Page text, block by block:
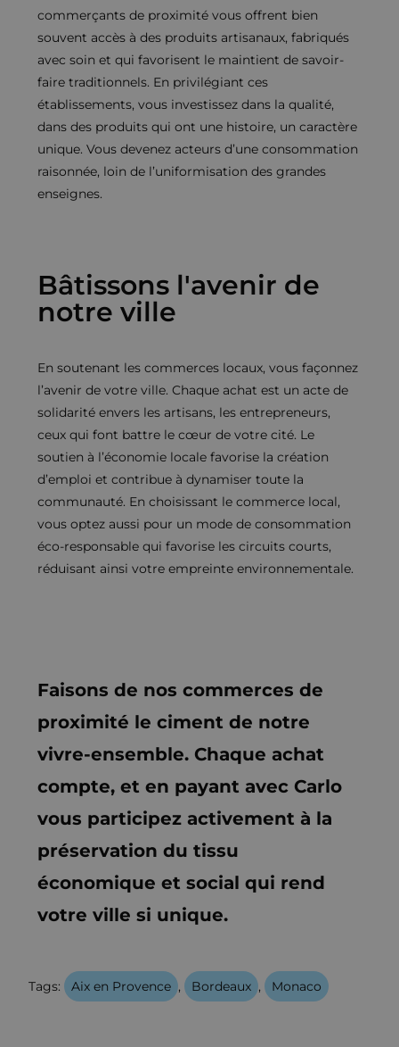
commerçants de proximité vous offrent bien
souvent accès à des produits artisanaux, fabriqués
avec soin et qui favorisent le maintient de savoir-
faire traditionnels. En privilégiant ces
établissements, vous investissez dans la qualité,
dans des produits qui ont une histoire, un caractère
unique. Vous devenez acteurs d’une consommation
raisonnée, loin de l’uniformisation des grandes
enseignes.
Bâtissons l'avenir de
notre ville
En soutenant les commerces locaux, vous façonnez
l’avenir de votre ville. Chaque achat est un acte de
solidarité envers les artisans, les entrepreneurs,
ceux qui font battre le cœur de votre cité. Le
soutien à l’économie locale favorise la création
d’emploi et contribue à dynamiser toute la
communauté. En choisissant le commerce local,
vous optez aussi pour un mode de consommation
éco-responsable qui favorise les circuits courts,
réduisant ainsi votre empreinte environnementale.
Faisons de nos commerces de
proximité le ciment de notre
vivre-ensemble. Chaque achat
compte, et en payant avec Carlo
vous participez activement à la
préservation du tissu
économique et social qui rend
votre ville si unique.
Tags: Aix en Provence , Bordeaux , Monaco